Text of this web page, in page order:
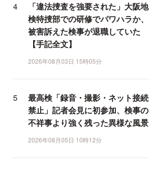
「違法捜査を強要された」大阪地
検特捜部での研修でパワハラか、
被害訴えた検事が退職していた
【手記全文】
2026年08月03日 15時05分
最高検「録音・撮影・ネット接続
禁止」記者会見に初参加、検事の
不祥事より強く残った異様な風景
2026年08月05日 10時12分